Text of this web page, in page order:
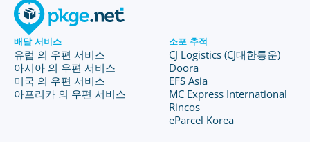
배달 서비스
유럽 의 우편 서비스
아시아 의 우편 서비스
미국 의 우편 서비스
아프리카 의 우편 서비스
소포 추적
CJ Logistics (CJ대한통운)
Doora
EFS Asia
MC Express International
Rincos
eParcel Korea